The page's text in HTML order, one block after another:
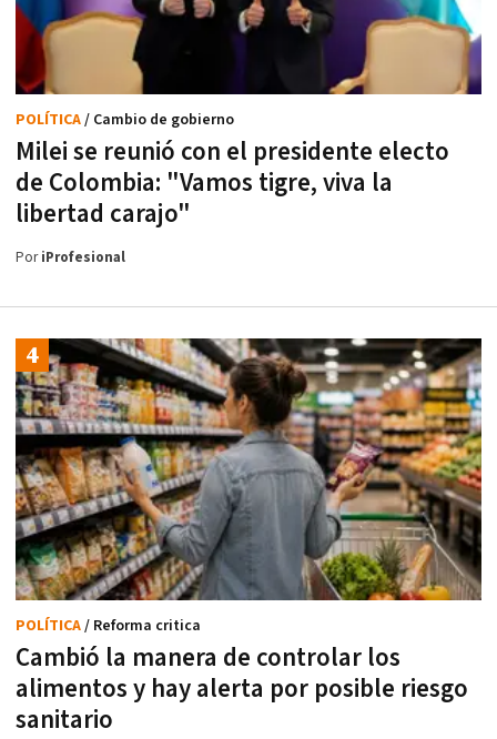
Milei se reunió con el presidente electo
de Colombia: "Vamos tigre, viva la
libertad carajo"
POLÍTICA/ Cambio de gobierno
PoriProfesional
Cambió la manera de controlar los
alimentos y hay alerta por posible riesgo
sanitario
POLÍTICA/ Reforma critica